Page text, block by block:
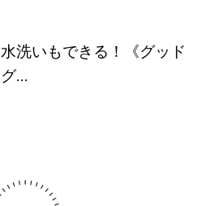
水洗いもできる！《グッド
グ...